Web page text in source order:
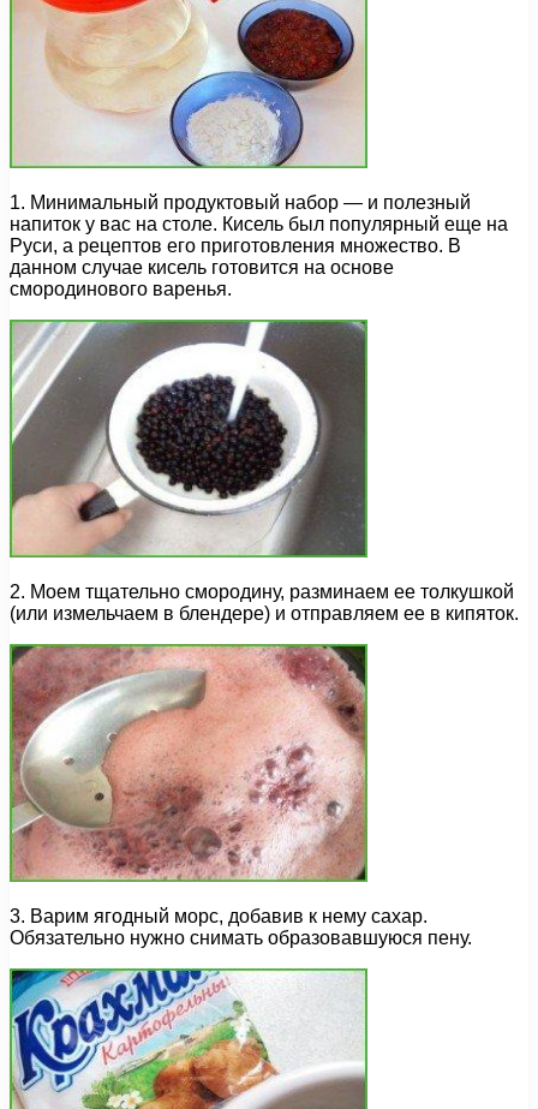
1. Минимальный продуктовый набор — и полезный
напиток у вас на столе. Кисель был популярный еще на
Руси, а рецептов его приготовления множество. В
данном случае кисель готовится на основе
смородинового варенья.
2. Моем тщательно смородину, разминаем ее толкушкой
(или измельчаем в блендере) и отправляем ее в кипяток.
3. Варим ягодный морс, добавив к нему сахар.
Обязательно нужно снимать образовавшуюся пену.